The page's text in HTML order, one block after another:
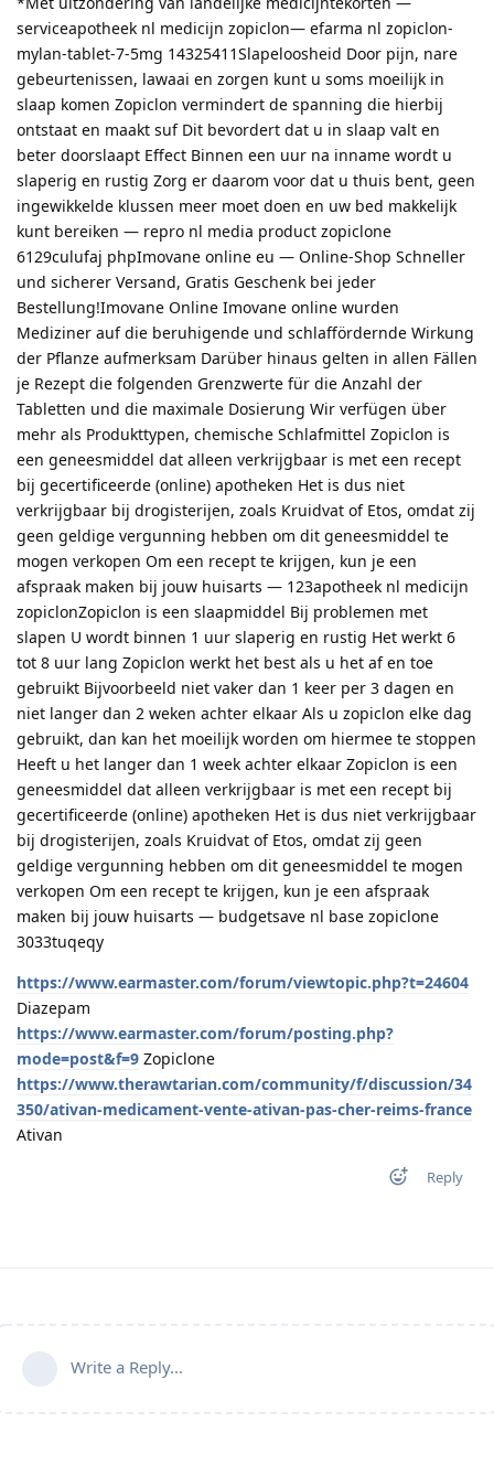
serviceapotheek nl medicijn zopiclon— efarma nl zopiclon-
mylan-tablet-7-5mg 14325411Slapeloosheid Door pijn, nare
gebeurtenissen, lawaai en zorgen kunt u soms moeilijk in
slaap komen Zopiclon vermindert de spanning die hierbij
ontstaat en maakt suf Dit bevordert dat u in slaap valt en
beter doorslaapt Effect Binnen een uur na inname wordt u
slaperig en rustig Zorg er daarom voor dat u thuis bent, geen
ingewikkelde klussen meer moet doen en uw bed makkelijk
kunt bereiken — repro nl media product zopiclone
6129culufaj phpImovane online eu — Online-Shop Schneller
und sicherer Versand, Gratis Geschenk bei jeder
Bestellung!Imovane Online Imovane online wurden
Mediziner auf die beruhigende und schlaffördernde Wirkung
der Pflanze aufmerksam Darüber hinaus gelten in allen Fällen
je Rezept die folgenden Grenzwerte für die Anzahl der
Tabletten und die maximale Dosierung Wir verfügen über
mehr als Produkttypen, chemische Schlafmittel Zopiclon is
een geneesmiddel dat alleen verkrijgbaar is met een recept
bij gecertificeerde (online) apotheken Het is dus niet
verkrijgbaar bij drogisterijen, zoals Kruidvat of Etos, omdat zij
geen geldige vergunning hebben om dit geneesmiddel te
mogen verkopen Om een recept te krijgen, kun je een
afspraak maken bij jouw huisarts — 123apotheek nl medicijn
zopiclonZopiclon is een slaapmiddel Bij problemen met
slapen U wordt binnen 1 uur slaperig en rustig Het werkt 6
tot 8 uur lang Zopiclon werkt het best als u het af en toe
gebruikt Bijvoorbeeld niet vaker dan 1 keer per 3 dagen en
niet langer dan 2 weken achter elkaar Als u zopiclon elke dag
gebruikt, dan kan het moeilijk worden om hiermee te stoppen
Heeft u het langer dan 1 week achter elkaar Zopiclon is een
geneesmiddel dat alleen verkrijgbaar is met een recept bij
gecertificeerde (online) apotheken Het is dus niet verkrijgbaar
bij drogisterijen, zoals Kruidvat of Etos, omdat zij geen
geldige vergunning hebben om dit geneesmiddel te mogen
verkopen Om een recept te krijgen, kun je een afspraak
maken bij jouw huisarts — budgetsave nl base zopiclone
3033tuqeqy
https://www.earmaster.com/forum/viewtopic.php?t=24604
Diazepam
https://www.earmaster.com/forum/posting.php?
mode=post&f=9 Zopiclone
https://www.therawtarian.com/community/f/discussion/34
350/ativan-medicament-vente-ativan-pas-cher-reims-france
Ativan
Reply
Write a Reply...